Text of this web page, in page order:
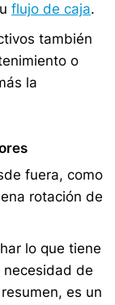
flujo de caja.
también
o
la
fuera, como
rotación de
lo que tiene
necesidad de
es un